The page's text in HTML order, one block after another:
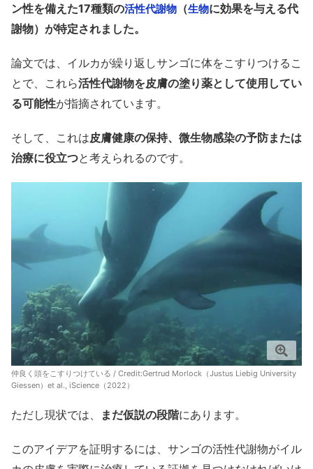
ン性を備えた17種類の活性代謝物 （生物に効果を与える代
謝物）が特定されました。
論文では、イルカが繰り返しサンゴに体をこすりつけるこ
とで、これら活性代謝物を皮膚の塗り薬として使用してい
る可能性が指摘されています。
そして、これは皮膚健康の保持、微生物感染の予防または
治療に役立つと考えられるのです。
仲良く頭をこすりつけている / Credit:Gertrud Morlock（Justus Liebig University
Giessen）et al., iScience（2022）
ただし現状では、 まだ仮説の段階にあります。
このアイデアを証明するには、サンゴの活性代謝物がイル